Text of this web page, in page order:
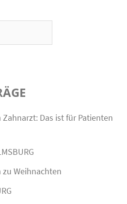
Das ist für Patienten
Weihnachten